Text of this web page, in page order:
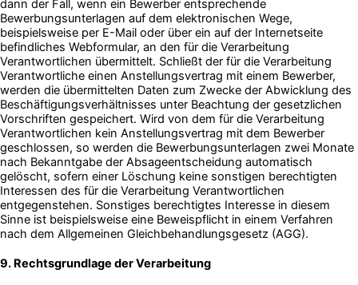
dann der Fall, wenn ein Bewerber entsprechende
Bewerbungsunterlagen auf dem elektronischen Wege,
beispielsweise per E-Mail oder über ein auf der Internetseite
befindliches Webformular, an den für die Verarbeitung
Verantwortlichen übermittelt. Schließt der für die Verarbeitung
Verantwortliche einen Anstellungsvertrag mit einem Bewerber,
werden die übermittelten Daten zum Zwecke der Abwicklung des
Beschäftigungsverhältnisses unter Beachtung der gesetzlichen
Vorschriften gespeichert. Wird von dem für die Verarbeitung
Verantwortlichen kein Anstellungsvertrag mit dem Bewerber
geschlossen, so werden die Bewerbungsunterlagen zwei Monate
nach Bekanntgabe der Absageentscheidung automatisch
gelöscht, sofern einer Löschung keine sonstigen berechtigten
Interessen des für die Verarbeitung Verantwortlichen
entgegenstehen. Sonstiges berechtigtes Interesse in diesem
Sinne ist beispielsweise eine Beweispflicht in einem Verfahren
nach dem Allgemeinen Gleichbehandlungsgesetz (AGG).
9. Rechtsgrundlage der Verarbeitung